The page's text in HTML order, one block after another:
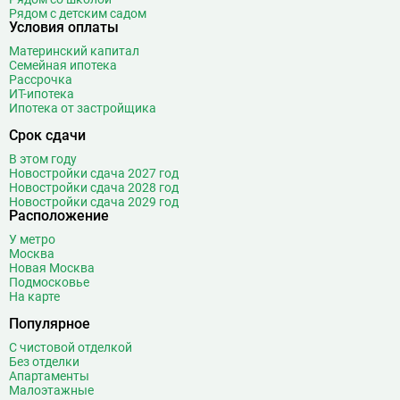
Рядом с детским садом
Условия оплаты
Материнский капитал
Семейная ипотека
Рассрочка
ИТ-ипотека
Ипотека от застройщика
Срок сдачи
В этом году
Новостройки сдача 2027 год
Новостройки сдача 2028 год
Новостройки сдача 2029 год
Расположение
У метро
Москва
Новая Москва
Подмосковье
На карте
Популярное
С чистовой отделкой
Без отделки
Апартаменты
Малоэтажные